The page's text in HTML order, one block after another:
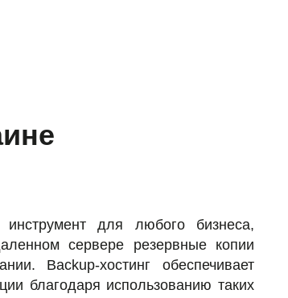
для любого бизнеса,
сервере резервные копии
Backup-хостинг обеспечивает
благодаря использованию таких